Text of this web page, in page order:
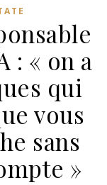
: « on a
qui
vous
sans
»